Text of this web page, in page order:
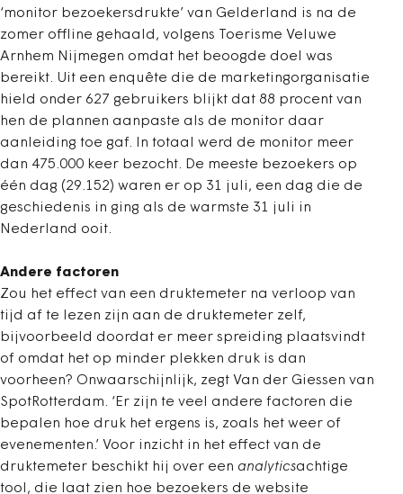
‘monitor bezoekersdrukte’ van Gelderland is na de
zomer offline gehaald, volgens Toerisme Veluwe
Arnhem Nijmegen omdat het beoogde doel was
bereikt. Uit een enquête die de marketingorganisatie
hield onder 627 gebruikers blijkt dat 88 procent van
hen de plannen aanpaste als de monitor daar
aanleiding toe gaf. In totaal werd de monitor meer
dan 475.000 keer bezocht. De meeste bezoekers op
één dag (29.152) waren er op 31 juli, een dag die de
geschiedenis in ging als de warmste 31 juli in
Nederland ooit.
Andere factoren
Zou het effect van een druktemeter na verloop van
tijd af te lezen zijn aan de druktemeter zelf,
bijvoorbeeld doordat er meer spreiding plaatsvindt
of omdat het op minder plekken druk is dan
voorheen? Onwaarschijnlijk, zegt Van der Giessen van
SpotRotterdam. ‘Er zijn te veel andere factoren die
bepalen hoe druk het ergens is, zoals het weer of
evenementen.’ Voor inzicht in het effect van de
druktemeter beschikt hij over een analyticsachtige
tool, die laat zien hoe bezoekers de website